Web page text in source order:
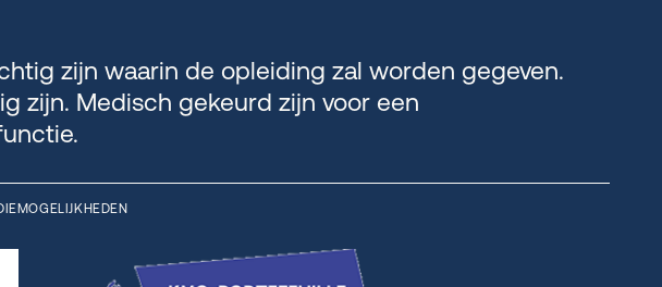
zijn waarin de opleiding zal worden gegeven.
zijn. Medisch gekeurd zijn voor een